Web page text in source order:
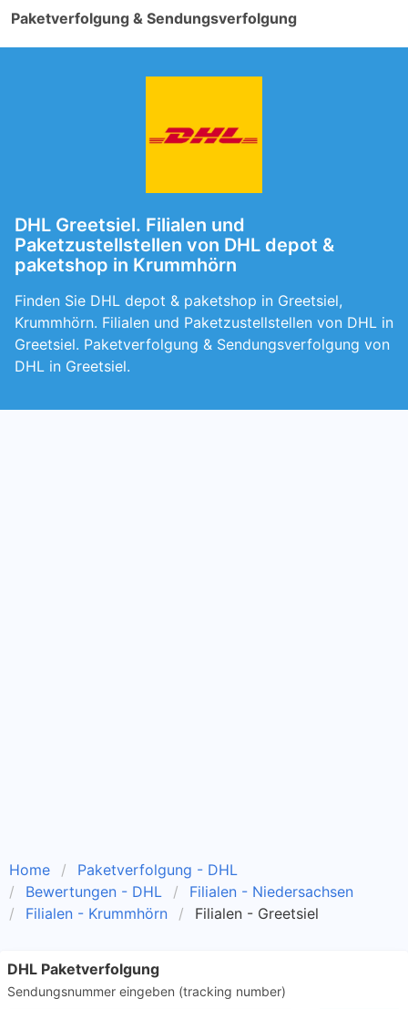
Paketverfolgung & Sendungsverfolgung
DHL Greetsiel. Filialen und
Paketzustellstellen von DHL depot &
paketshop in Krummhörn
Finden Sie DHL depot & paketshop in Greetsiel,
Krummhörn. Filialen und Paketzustellstellen von DHL in
Greetsiel. Paketverfolgung & Sendungsverfolgung von
DHL in Greetsiel.
Home
Paketverfolgung - DHL
Bewertungen - DHL
Filialen - Niedersachsen
Filialen - Krummhörn
Filialen - Greetsiel
DHL Paketverfolgung
Sendungsnummer eingeben (tracking number)